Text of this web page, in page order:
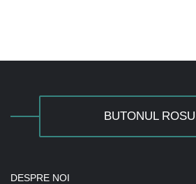
BUTONUL ROSU
DESPRE NOI